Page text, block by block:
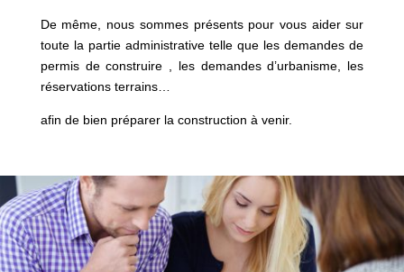
De même, nous sommes présents pour vous aider sur
toute la partie administrative telle que les demandes de
permis de construire , les demandes d’urbanisme, les
réservations terrains…
afin de bien préparer la construction à venir.